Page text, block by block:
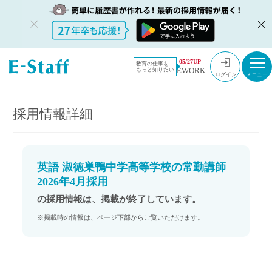
教育の仕事を
もっと知りたい
05/27UP
EWORK ログイン
教員採用情
報のイー・
採用情報
英語 淑徳巣鴨中学高等学校の常勤講師 2026年4月採用
採用情報詳細
英語 淑徳巣鴨中学高等学校の常勤講師
2026年4月採用
の採用情報は、掲載が終了しています。
※掲載時の情報は、ページ下部からご覧いただけます。